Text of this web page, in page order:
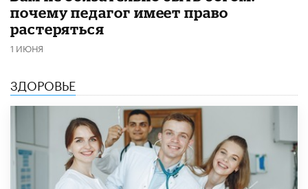
почему педагог имеет право
растеряться
1 ИЮНЯ
ЗДОРОВЬЕ